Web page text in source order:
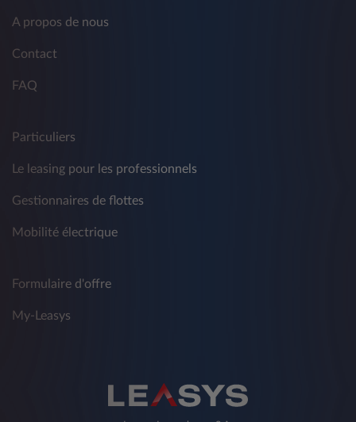
A propos de nous
Contact
FAQ
Particuliers
Le leasing pour les professionnels
Gestionnaires de flottes
Mobilité électrique
Formulaire d'offre
My-Leasys